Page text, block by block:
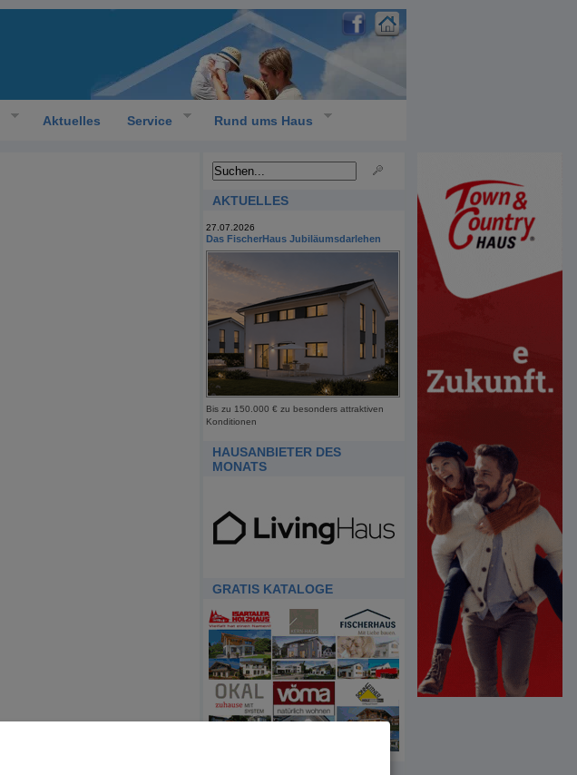
Aktuelles Service Rund ums Haus
AKTUELLES
27.07.2026
Das FischerHaus Jubiläumsdarlehen
Bis zu 150.000 € zu besonders attraktiven
Konditionen
HAUSANBIETER DES
MONATS
GRATIS KATALOGE